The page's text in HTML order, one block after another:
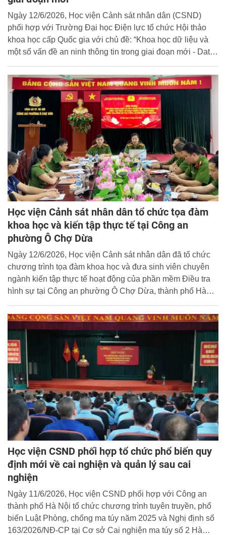
Ngày 12/6/2026, Học viện Cảnh sát nhân dân (CSND)
phối hợp với Trường Đại học Điện lực tổ chức Hội thảo
khoa học cấp Quốc gia với chủ đề: “Khoa học dữ liệu và
một số vấn đề an ninh thông tin trong giai đoạn mới - Data
the New Era”.
Học viện Cảnh sát nhân dân tổ chức tọa đàm
khoa học và kiến tập thực tế tại Công an
phường Ô Chợ Dừa
Ngày 12/6/2026, Học viện Cảnh sát nhân dân đã tổ chức
chương trình tọa đàm khoa học và đưa sinh viên chuyên
ngành kiến tập thực tế hoạt động của phần mềm Điều tra
hình sự tại Công an phường Ô Chợ Dừa, thành phố Hà
luận với thực tiễn công tác, góp phần nâng cao chất lượng
đào tạo nguồn nhân lực điều tra hình sự trong tình hình
mới.
Học viện CSND phối hợp tổ chức phổ biến quy
định mới về cai nghiện và quản lý sau cai
nghiện
Ngày 11/6/2026, Học viện CSND phối hợp với Công an
thành phố Hà Nội tổ chức chương trình tuyên truyền, phổ
biến Luật Phòng, chống ma túy năm 2025 và Nghị định số
163/2026/NĐ-CP tại Cơ sở Cai nghiện ma túy số 2 Hà